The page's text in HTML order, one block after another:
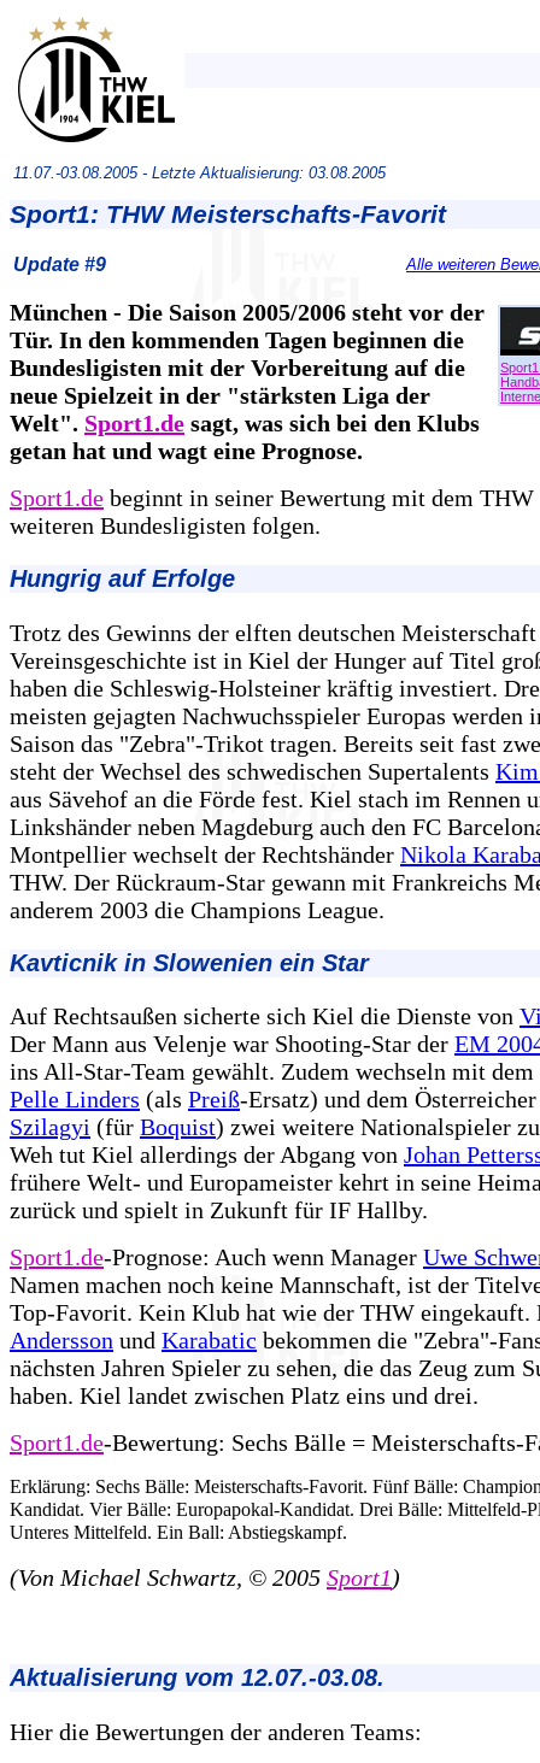
11.07.-03.08.2005 - Letzte Aktualisierung: 03.08.2005
Sport1: THW Meisterschafts-Favorit
Update #9 Alle weiteren
München - Die Saison 2005/2006 steht vor der
Tür. In den kommenden Tagen beginnen die
Bundesligisten mit der Vorbereitung auf die
neue Spielzeit in der "stärksten Liga der
Welt". Sport1.de sagt, was sich bei den Klubs
getan hat und wagt eine Prognose.
Sport1.de beginnt in seiner Bewertung mit dem
weiteren Bundesligisten folgen.
Hungrig auf Erfolge
Trotz des Gewinns der elften deutschen
Vereinsgeschichte ist in Kiel der Hunger auf Titel
haben die Schleswig-Holsteiner kräftig investiert.
meisten gejagten Nachwuchsspieler Europas werden
Saison das "Zebra"-Trikot tragen. Bereits seit fast
steht der Wechsel des schwedischen Supertalents Kim
aus Sävehof an die Förde fest. Kiel stach im Rennen
Linkshänder neben Magdeburg auch den FC
Montpellier wechselt der Rechtshänder Nikola
THW. Der Rückraum-Star gewann mit Frankreichs
anderem 2003 die Champions League.
Kavticnik in Slowenien ein Star
Auf Rechtsaußen sicherte sich Kiel die Dienste von
Der Mann aus Velenje war Shooting-Star der EM
ins All-Star-Team gewählt. Zudem wechseln mit dem
Pelle Linders (als Preiß-Ersatz) und dem
Szilagyi (für Boquist) zwei weitere Nationalspieler
Weh tut Kiel allerdings der Abgang von Johan
frühere Welt- und Europameister kehrt in seine
zurück und spielt in Zukunft für IF Hallby.
Sport1.de-Prognose: Auch wenn Manager Uwe
Namen machen noch keine Mannschaft, ist der
Top-Favorit. Kein Klub hat wie der THW
Andersson und Karabatic bekommen die "Zebra"-
nächsten Jahren Spieler zu sehen, die das Zeug zum
haben. Kiel landet zwischen Platz eins und drei.
Sport1.de-Bewertung: Sechs Bälle = Meisterschafts-
Erklärung: Sechs Bälle: Meisterschafts-Favorit. Fünf Bälle:
Kandidat. Vier Bälle: Europapokal-Kandidat. Drei Bälle: Mittelfeld-
Unteres Mittelfeld. Ein Ball: Abstiegskampf.
(Von Michael Schwartz, © 2005 Sport1)
Aktualisierung vom 12.07.-03.08.
Hier die Bewertungen der anderen Teams: